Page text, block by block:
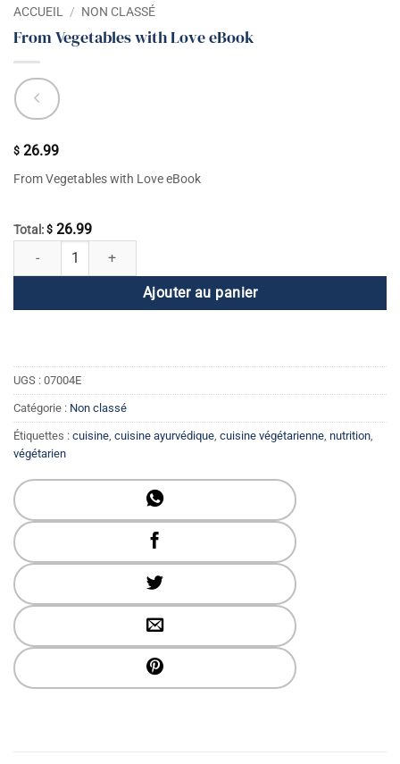
ACCUEIL / NON CLASSÉ
From Vegetables with Love eBook
$ 26.99
From Vegetables with Love eBook
Total: $ 26.99
quantité de From Vegetables with Love eBook
Ajouter au panier
UGS : 07004E
Catégorie : Non classé
Étiquettes : cuisine cuisine ayurvédique cuisine végétarienne nutrition
végétarien